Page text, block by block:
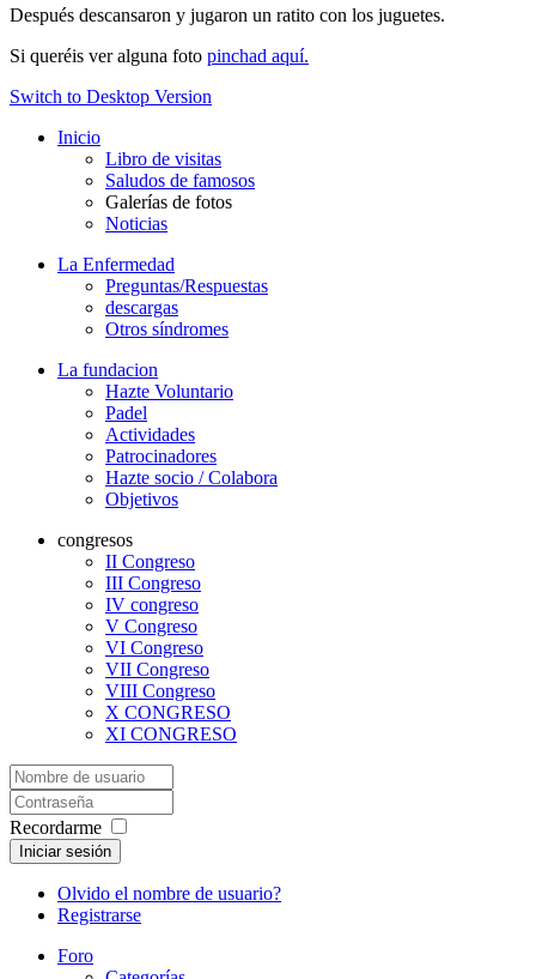
Después descansaron y jugaron un ratito con los juguetes.
Si queréis ver alguna foto pinchad aquí.
Switch to Desktop Version
Inicio
Libro de visitas
Saludos de famosos
Galerías de fotos
Noticias
La Enfermedad
Preguntas/Respuestas
descargas
Otros síndromes
La fundacion
Hazte Voluntario
Padel
Actividades
Patrocinadores
Hazte socio / Colabora
Objetivos
congresos
II Congreso
III Congreso
IV congreso
V Congreso
VI Congreso
VII Congreso
VIII Congreso
X CONGRESO
XI CONGRESO
Recordarme
Iniciar sesión
Olvido el nombre de usuario?
Registrarse
Foro